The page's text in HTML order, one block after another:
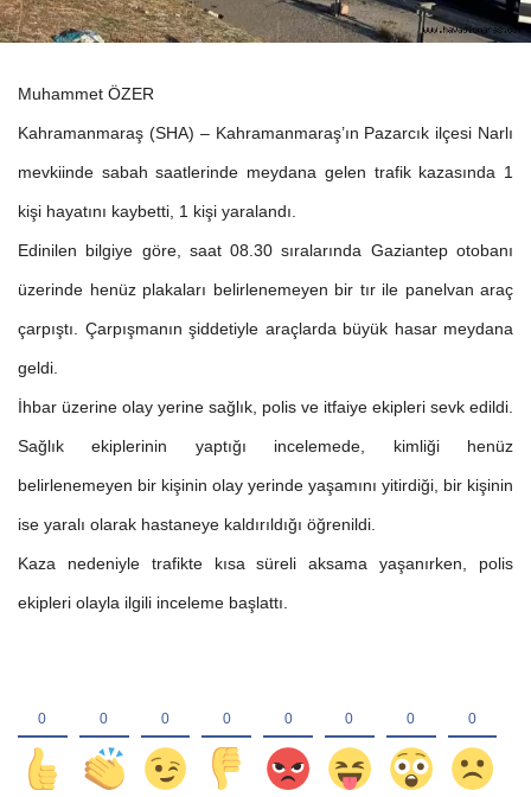
Muhammet ÖZER
Kahramanmaraş (SHA) – Kahramanmaraş’ın Pazarcık ilçesi Narlı
mevkiinde sabah saatlerinde meydana gelen trafik kazasında 1
kişi hayatını kaybetti, 1 kişi yaralandı.
Edinilen bilgiye göre, saat 08.30 sıralarında Gaziantep otobanı
üzerinde henüz plakaları belirlenemeyen bir tır ile panelvan araç
çarpıştı. Çarpışmanın şiddetiyle araçlarda büyük hasar meydana
geldi.
İhbar üzerine olay yerine sağlık, polis ve itfaiye ekipleri sevk edildi.
Sağlık ekiplerinin yaptığı incelemede, kimliği henüz
belirlenemeyen bir kişinin olay yerinde yaşamını yitirdiği, bir kişinin
ise yaralı olarak hastaneye kaldırıldığı öğrenildi.
Kaza nedeniyle trafikte kısa süreli aksama yaşanırken, polis
ekipleri olayla ilgili inceleme başlattı.